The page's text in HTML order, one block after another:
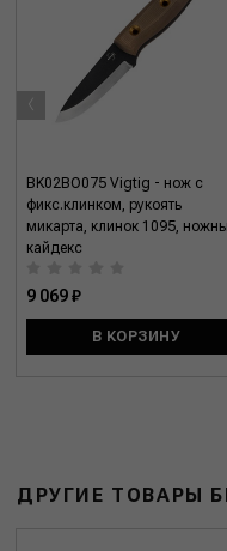
BK02BO075 Vigtig - нож c
фикс.клинком, рукоять
микарта, клинок 1095, ножны
кайдекс
9 069 ₽
В КОРЗИНУ
‹
ДРУГИЕ ТОВАРЫ